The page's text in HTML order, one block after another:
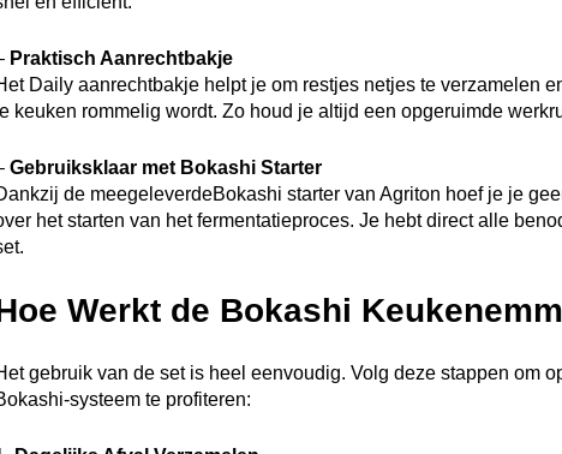
Praktisch Aanrechtbakje
Daily aanrechtbakje helpt je om restjes netjes te verzamelen
keuken rommelig wordt. Zo houd je altijd een opgeruimde
Gebruiksklaar met Bokashi Starter
de meegeleverdeBokashi starter van Agriton hoef je je
het starten van het fermentatieproces. Je hebt direct alle
Werkt de Bokashi
gebruik van de set is heel eenvoudig. Volg deze stappen om
systeem te profiteren: